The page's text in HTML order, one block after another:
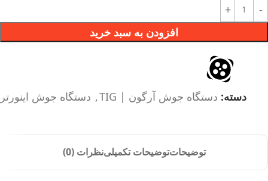
افزودن به سبد خرید
دسته: دستگاه جوش آرگون | TIG , دستگاه جوش اینورتر
توضیحاتتوضیحات تکمیلینظرات (0)